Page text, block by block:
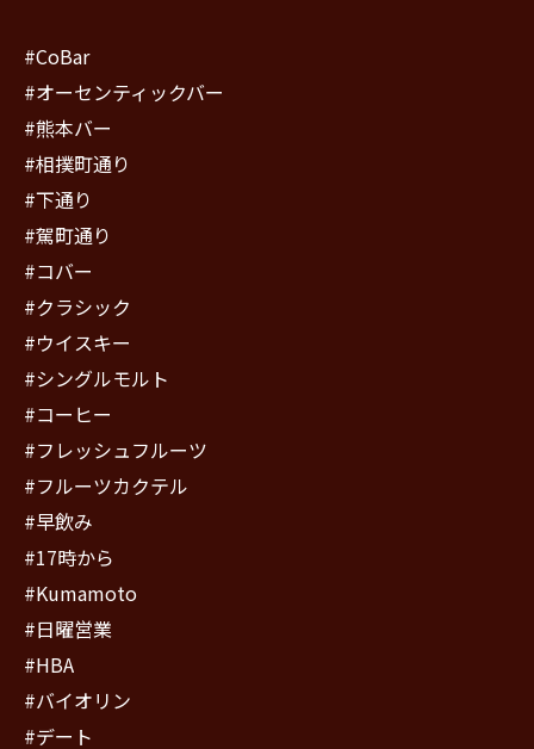
#CoBar
#オーセンティックバー
#熊本バー
#相撲町通り
#下通り
#駕町通り
#コバー
#クラシック
#ウイスキー
#シングルモルト
#コーヒー
#フレッシュフルーツ
#フルーツカクテル
#早飲み
#17時から
#Kumamoto
#日曜営業
#HBA
#バイオリン
#デート